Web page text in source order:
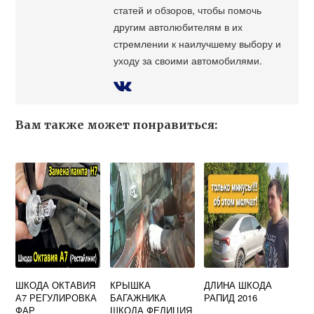
статей и обзоров, чтобы помочь
другим автолюбителям в их
стремлении к наилучшему выбору и
уходу за своими автомобилями.
Вам также может понравиться:
ШКОДА ОКТАВИЯ
А7 РЕГУЛИРОВКА
ФАР
КРЫШКА
БАГАЖНИКА
ШКОДА ФЕЛИЦИЯ
ДЛИНА ШКОДА
РАПИД 2016